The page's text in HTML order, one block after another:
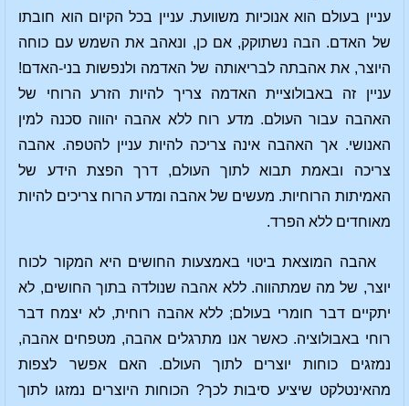
עניין בעולם הוא אנוכיות משוועת. עניין בכל הקיום הוא חובתו
של האדם. הבה נשתוקק, אם כן, ונאהב את השמש עם כוחה
היוצר, את אהבתה לבריאותה של האדמה ולנפשות בני-האדם!
עניין זה באבולוציית האדמה צריך להיות הזרע הרוחי של
האהבה עבור העולם. מדע רוח ללא אהבה יהווה סכנה למין
האנושי. אך האהבה אינה צריכה להיות עניין להטפה. אהבה
צריכה ובאמת תבוא לתוך העולם, דרך הפצת הידע של
האמיתות הרוחיות. מעשים של אהבה ומדע הרוח צריכים להיות
מאוחדים ללא הפרד.
אהבה המוצאת ביטוי באמצעות החושים היא המקור לכוח
יוצר, של מה שמתהווה. ללא אהבה שנולדה בתוך החושים, לא
יתקיים דבר חומרי בעולם; ללא אהבה רוחית, לא יצמח דבר
רוחי באבולוציה. כאשר אנו מתרגלים אהבה, מטפחים אהבה,
נמזגים כוחות יוצרים לתוך העולם. האם אפשר לצפות
מהאינטלקט שיציע סיבות לכך? הכוחות היוצרים נמזגו לתוך